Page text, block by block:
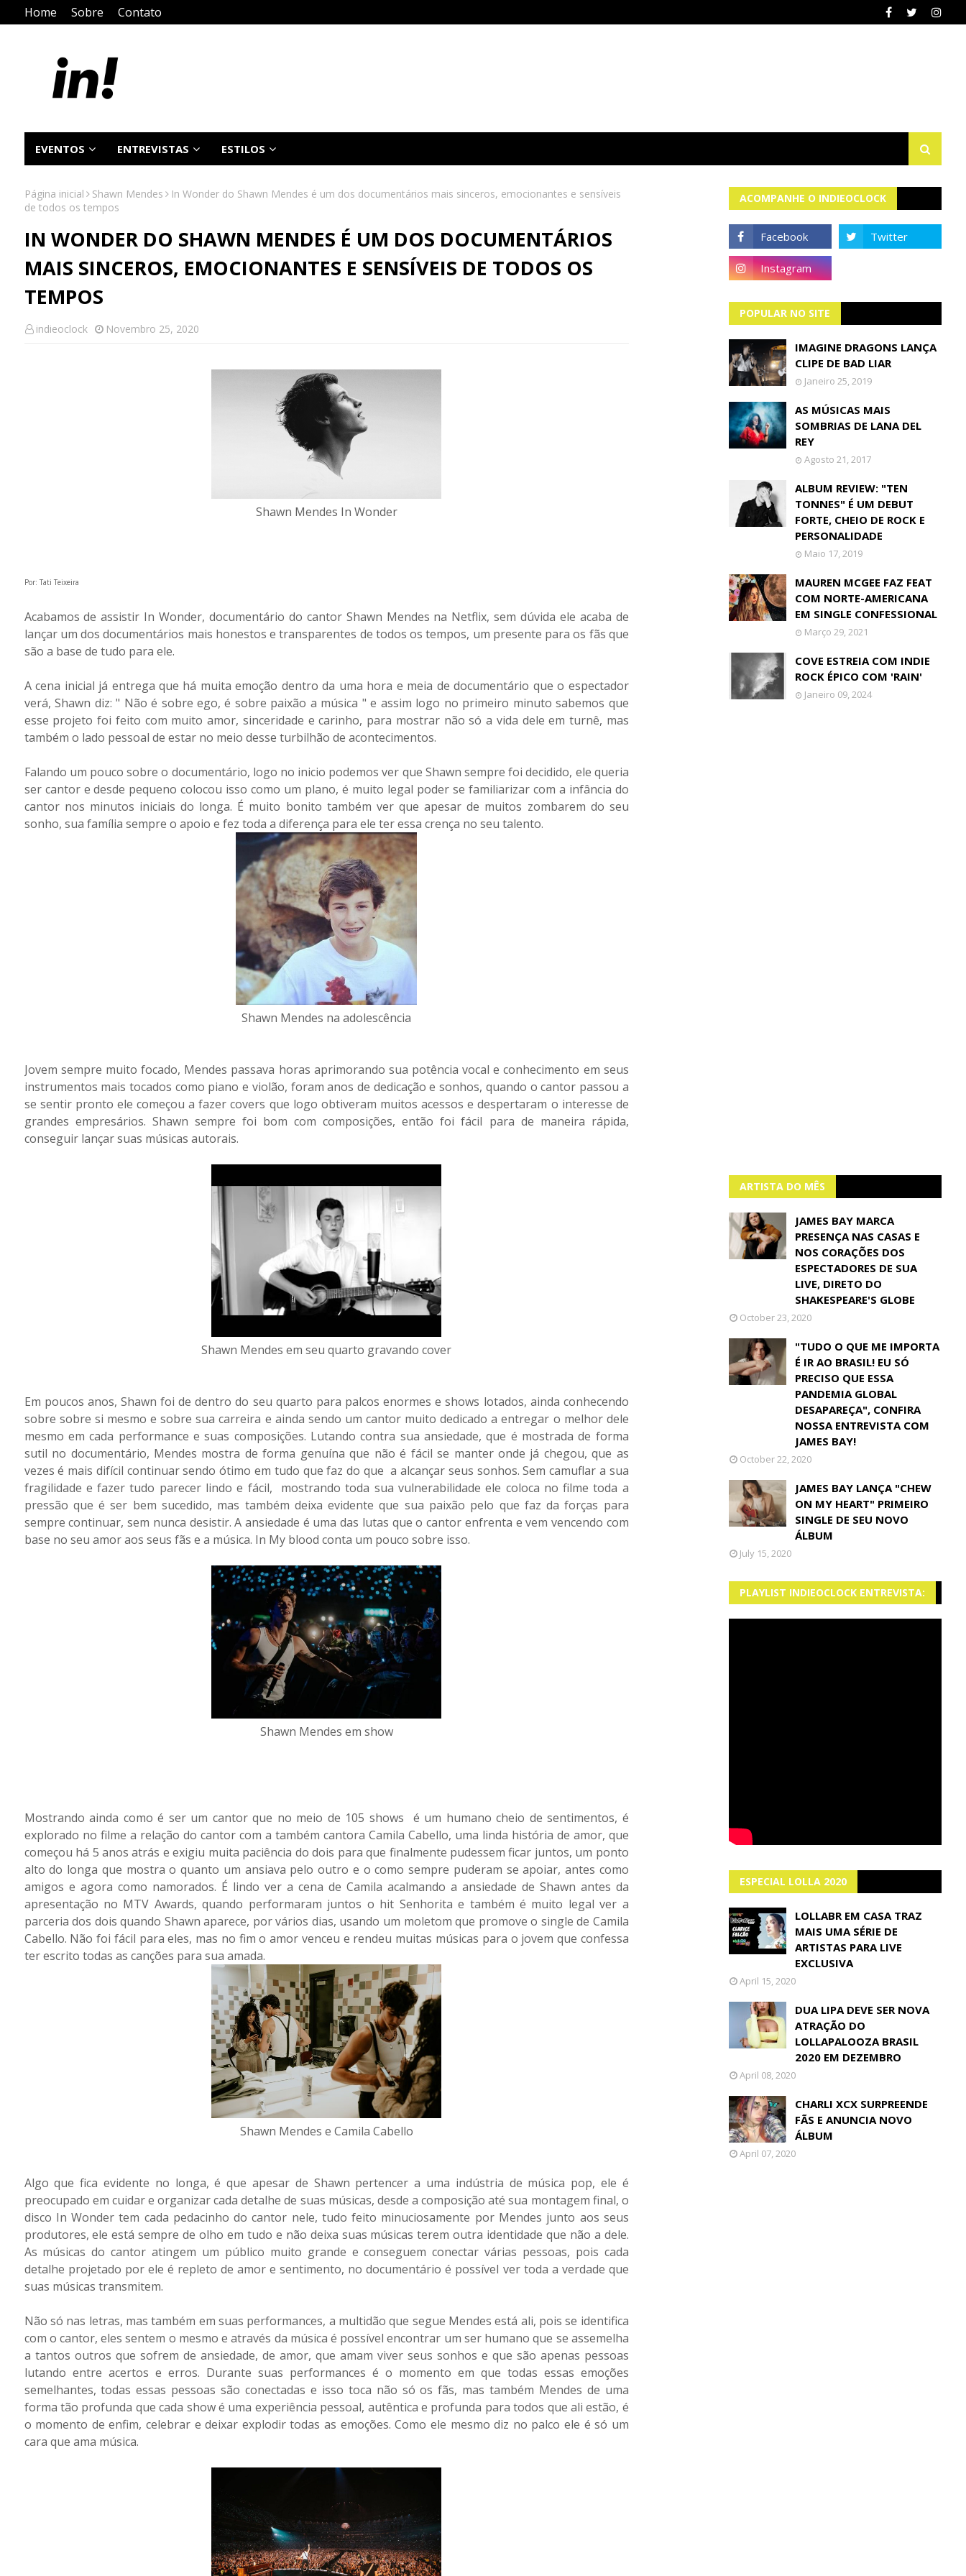
Home Sobre Contato
EVENTOS ENTREVISTAS ESTILOS
Página inicial Shawn Mendes
In Wonder do Shawn Mendes é um dos documentários mais sinceros, emocionantes e sensíveis
de todos os tempos
IN WONDER DO SHAWN MENDES É UM DOS DOCUMENTÁRIOS
MAIS SINCEROS, EMOCIONANTES E SENSÍVEIS DE TODOS OS
TEMPOS
indieoclock Novembro 25, 2020
Shawn Mendes In Wonder
Por: Tati Teixeira
Acabamos de assistir In Wonder, documentário do cantor Shawn Mendes na Netflix, sem dúvida ele acaba de
lançar um dos documentários mais honestos e transparentes de todos os tempos, um presente para os fãs que
são a base de tudo para ele.
A cena inicial já entrega que há muita emoção dentro da uma hora e meia de documentário que o espectador
verá, Shawn diz: " Não é sobre ego, é sobre paixão a música " e assim logo no primeiro minuto sabemos que
esse projeto foi feito com muito amor, sinceridade e carinho, para mostrar não só a vida dele em turnê, mas
também o lado pessoal de estar no meio desse turbilhão de acontecimentos.
Falando um pouco sobre o documentário, logo no inicio podemos ver que Shawn sempre foi decidido, ele queria
ser cantor e desde pequeno colocou isso como um plano, é muito legal poder se familiarizar com a infância do
cantor nos minutos iniciais do longa. É muito bonito também ver que apesar de muitos zombarem do seu
sonho, sua família sempre o apoio e fez toda a diferença para ele ter essa crença no seu talento.
Shawn Mendes na adolescência
Jovem sempre muito focado, Mendes passava horas aprimorando sua potência vocal e conhecimento em seus
instrumentos mais tocados como piano e violão, foram anos de dedicação e sonhos, quando o cantor passou a
se sentir pronto ele começou a fazer covers que logo obtiveram muitos acessos e despertaram o interesse de
grandes empresários. Shawn sempre foi bom com composições, então foi fácil para de maneira rápida,
conseguir lançar suas músicas autorais.
Shawn Mendes em seu quarto gravando cover
Em poucos anos, Shawn foi de dentro do seu quarto para palcos enormes e shows lotados, ainda conhecendo
sobre sobre si mesmo e sobre sua carreira e ainda sendo um cantor muito dedicado a entregar o melhor dele
mesmo em cada performance e suas composições. Lutando contra sua ansiedade, que é mostrada de forma
sutil no documentário, Mendes mostra de forma genuína que não é fácil se manter onde já chegou, que as
vezes é mais difícil continuar sendo ótimo em tudo que faz do que a alcançar seus sonhos. Sem camuflar a sua
fragilidade e fazer tudo parecer lindo e fácil, mostrando toda sua vulnerabilidade ele coloca no filme toda a
pressão que é ser bem sucedido, mas também deixa evidente que sua paixão pelo que faz da forças para
sempre continuar, sem nunca desistir. A ansiedade é uma das lutas que o cantor enfrenta e vem vencendo com
base no seu amor aos seus fãs e a música. In My blood conta um pouco sobre isso.
Shawn Mendes em show
Mostrando ainda como é ser um cantor que no meio de 105 shows é um humano cheio de sentimentos, é
explorado no filme a relação do cantor com a também cantora Camila Cabello, uma linda história de amor, que
começou há 5 anos atrás e exigiu muita paciência do dois para que finalmente pudessem ficar juntos, um ponto
alto do longa que mostra o quanto um ansiava pelo outro e o como sempre puderam se apoiar, antes como
amigos e agora como namorados. É lindo ver a cena de Camila acalmando a ansiedade de Shawn antes da
apresentação no MTV Awards, quando performaram juntos o hit Senhorita e também é muito legal ver a
parceria dos dois quando Shawn aparece, por vários dias, usando um moletom que promove o single de Camila
Cabello. Não foi fácil para eles, mas no fim o amor venceu e rendeu muitas músicas para o jovem que confessa
ter escrito todas as canções para sua amada.
Shawn Mendes e Camila Cabello
Algo que fica evidente no longa, é que apesar de Shawn pertencer a uma indústria de música pop, ele é
preocupado em cuidar e organizar cada detalhe de suas músicas, desde a composição até sua montagem final, o
disco In Wonder tem cada pedacinho do cantor nele, tudo feito minuciosamente por Mendes junto aos seus
produtores, ele está sempre de olho em tudo e não deixa suas músicas terem outra identidade que não a dele.
As músicas do cantor atingem um público muito grande e conseguem conectar várias pessoas, pois cada
detalhe projetado por ele é repleto de amor e sentimento, no documentário é possível ver toda a verdade que
suas músicas transmitem.
Não só nas letras, mas também em suas performances, a multidão que segue Mendes está ali, pois se identifica
com o cantor, eles sentem o mesmo e através da música é possível encontrar um ser humano que se assemelha
a tantos outros que sofrem de ansiedade, de amor, que amam viver seus sonhos e que são apenas pessoas
lutando entre acertos e erros. Durante suas performances é o momento em que todas essas emoções
semelhantes, todas essas pessoas são conectadas e isso toca não só os fãs, mas também Mendes de uma
forma tão profunda que cada show é uma experiência pessoal, autêntica e profunda para todos que ali estão, é
o momento de enfim, celebrar e deixar explodir todas as emoções. Como ele mesmo diz no palco ele é só um
cara que ama música.
ACOMPANHE O INDIEOCLOCK
POPULAR NO SITE
IMAGINE DRAGONS LANÇA
CLIPE DE BAD LIAR
Janeiro 25, 2019
AS MÚSICAS MAIS
SOMBRIAS DE LANA DEL
REY
Agosto 21, 2017
ALBUM REVIEW: "TEN
TONNES" É UM DEBUT
FORTE, CHEIO DE ROCK E
PERSONALIDADE
Maio 17, 2019
MAUREN MCGEE FAZ FEAT
COM NORTE-AMERICANA
EM SINGLE CONFESSIONAL
Março 29, 2021
COVE ESTREIA COM INDIE
ROCK ÉPICO COM 'RAIN'
Janeiro 09, 2024
ARTISTA DO MÊS
JAMES BAY MARCA
PRESENÇA NAS CASAS E
NOS CORAÇÕES DOS
ESPECTADORES DE SUA
LIVE, DIRETO DO
SHAKESPEARE'S GLOBE
October 23, 2020
"TUDO O QUE ME IMPORTA
É IR AO BRASIL! EU SÓ
PRECISO QUE ESSA
PANDEMIA GLOBAL
DESAPAREÇA", CONFIRA
NOSSA ENTREVISTA COM
JAMES BAY!
October 22, 2020
JAMES BAY LANÇA "CHEW
ON MY HEART" PRIMEIRO
SINGLE DE SEU NOVO
ÁLBUM
July 15, 2020
PLAYLIST INDIEOCLOCK ENTREVISTA:
ESPECIAL LOLLA 2020
LOLLABR EM CASA TRAZ
MAIS UMA SÉRIE DE
ARTISTAS PARA LIVE
EXCLUSIVA
April 15, 2020
DUA LIPA DEVE SER NOVA
ATRAÇÃO DO
LOLLAPALOOZA BRASIL
2020 EM DEZEMBRO
April 08, 2020
CHARLI XCX SURPREENDE
FÃS E ANUNCIA NOVO
ÁLBUM
April 07, 2020